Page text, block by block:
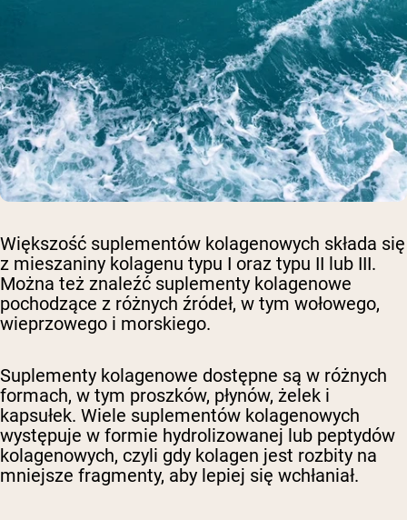
Większość suplementów kolagenowych składa się
z mieszaniny kolagenu typu I oraz typu II lub III.
Można też znaleźć suplementy kolagenowe
pochodzące z różnych źródeł, w tym wołowego,
wieprzowego i morskiego.
Suplementy kolagenowe dostępne są w różnych
formach, w tym proszków, płynów, żelek i
kapsułek. Wiele suplementów kolagenowych
występuje w formie hydrolizowanej lub peptydów
kolagenowych, czyli gdy kolagen jest rozbity na
mniejsze fragmenty, aby lepiej się wchłaniał.